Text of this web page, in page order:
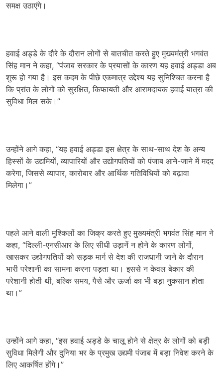
समक्ष उठाएंगे।
हवाई अड्डे के दौरे के दौरान लोगों से बातचीत करते हुए मुख्यमंत्री भगवंत
सिंह मान ने कहा, “पंजाब सरकार के प्रयासों के कारण यह हवाई अड्डा अब
शुरू हो गया है। इस कदम के पीछे एकमात्र उद्देश्य यह सुनिश्चित करना है
कि प्रांत के लोगों को सुरक्षित, किफायती और आरामदायक हवाई यात्रा की
सुविधा मिल सके।”
उन्होंने आगे कहा, “यह हवाई अड्डा इस क्षेत्र के साथ-साथ देश के अन्य
हिस्सों के उद्यमियों, व्यापारियों और उद्योगपतियों को पंजाब आने-जाने में मदद
करेगा, जिससे व्यापार, कारोबार और आर्थिक गतिविधियों को बढ़ावा
मिलेगा।”
पहले आने वाली मुश्किलों का जिक्र करते हुए मुख्यमंत्री भगवंत सिंह मान ने
कहा, “दिल्ली-एनसीआर के लिए सीधी उड़ानें न होने के कारण लोगों,
खासकर उद्योगपतियों को सड़क मार्ग से देश की राजधानी जाने के दौरान
भारी परेशानी का सामना करना पड़ता था। इससे न केवल बेकार की
परेशानी होती थी, बल्कि समय, पैसे और ऊर्जा का भी बड़ा नुकसान होता
था।”
उन्होंने आगे कहा, “इस हवाई अड्डे के चालू होने से क्षेत्र के लोगों को बड़ी
सुविधा मिलेगी और दुनिया भर के प्रमुख उद्यमी पंजाब में बड़ा निवेश करने के
लिए आकर्षित होंगे।”